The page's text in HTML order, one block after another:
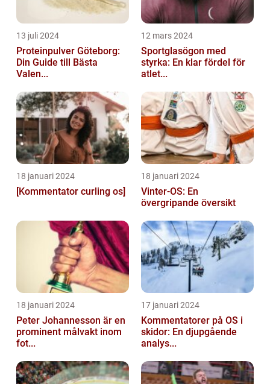
13 juli 2024
Proteinpulver Göteborg:
Din Guide till Bästa
Valen...
12 mars 2024
Sportglasögon med
styrka: En klar fördel för
atlet...
18 januari 2024
[Kommentator curling os]
18 januari 2024
Vinter-OS: En
övergripande översikt
18 januari 2024
Peter Johannesson är en
prominent målvakt inom
fot...
17 januari 2024
Kommentatorer på OS i
skidor: En djupgående
analys...